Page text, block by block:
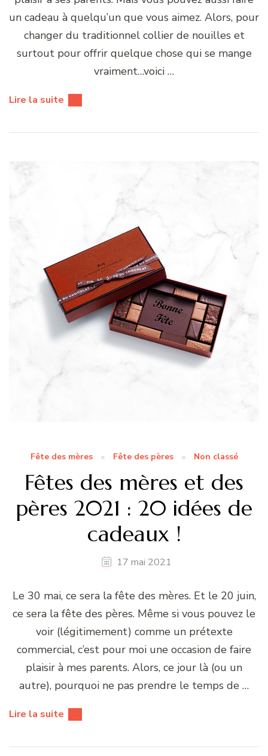
un cadeau à quelqu’un que vous aimez. Alors, pour
changer du traditionnel collier de nouilles et
surtout pour offrir quelque chose qui se mange
vraiment…voici …
Lire la suite
Fête des mères Fête des pères Non classé
Fêtes des mères et des
pères 2021 : 20 idées de
cadeaux !
17 mai 2021
Le 30 mai, ce sera la fête des mères. Et le 20 juin,
ce sera la fête des pères. Même si vous pouvez le
voir (légitimement) comme un prétexte
commercial, c’est pour moi une occasion de faire
plaisir à mes parents. Alors, ce jour là (ou un
autre), pourquoi ne pas prendre le temps de …
Lire la suite